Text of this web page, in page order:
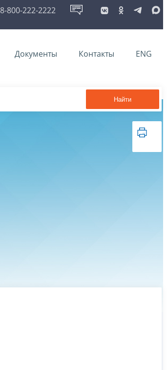
8-800-222-2222
Документы Контакты ENG
Найти